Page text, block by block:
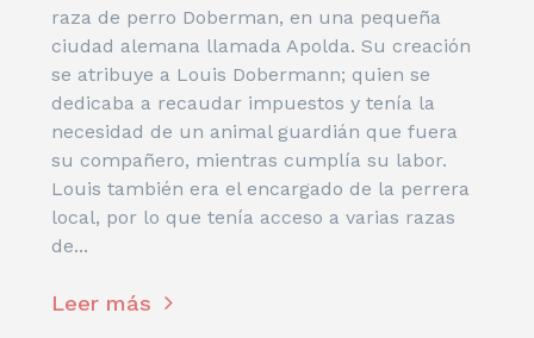
raza de perro Doberman, en una pequeña
ciudad alemana llamada Apolda. Su creación
se atribuye a Louis Dobermann; quien se
dedicaba a recaudar impuestos y tenía la
necesidad de un animal guardián que fuera
su compañero, mientras cumplía su labor.
Louis también era el encargado de la perrera
local, por lo que tenía acceso a varias razas
de...
Leer más